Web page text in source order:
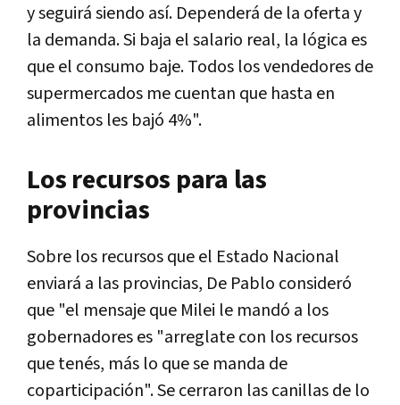
y seguirá siendo así. Dependerá de la oferta y
la demanda. Si baja el salario real, la lógica es
que el consumo baje. Todos los vendedores de
supermercados me cuentan que hasta en
alimentos les bajó 4%".
Los recursos para las
provincias
Sobre los recursos que el Estado Nacional
enviará a las provincias, De Pablo consideró
que "el mensaje que Milei le mandó a los
gobernadores es "arreglate con los recursos
que tenés, más lo que se manda de
coparticipación". Se cerraron las canillas de lo